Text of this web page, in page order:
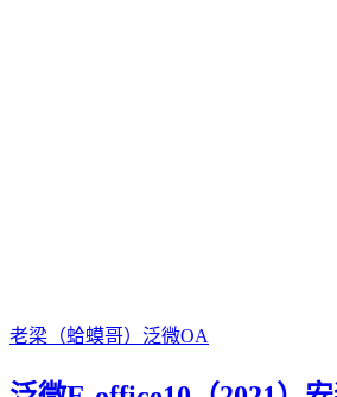
老梁（蛤蟆哥） 泛微OA